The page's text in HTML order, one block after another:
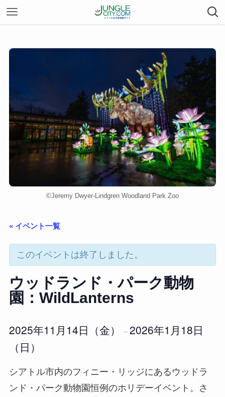
©︎Jeremy Dwyer-Lindgren Woodland Park Zoo
« イベント一覧
このイベントは終了しました。
ウッドランド・パーク動物
園：WildLanterns
2025年11月14日（金） –2026年1月18日
（日）
シアトル市内のフィニー・リッジにあるウッドラ
ンド・パーク動物園恒例のホリデーイベント。さ